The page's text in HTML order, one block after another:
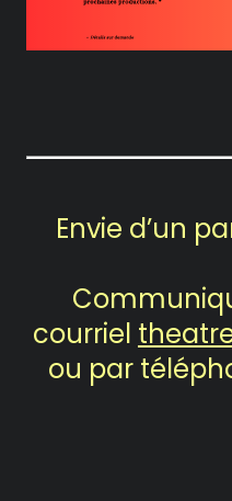
Envie d’un
courriel
ou par